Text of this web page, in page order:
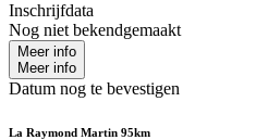
Inschrijfdata
Nog niet bekendgemaakt
Meer info
Meer info
Datum nog te bevestigen
La Raymond Martin 95km